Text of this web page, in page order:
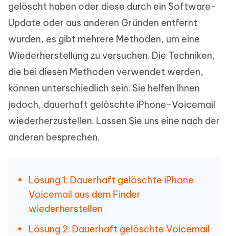
gelöscht haben oder diese durch ein Software-
Update oder aus anderen Gründen entfernt
wurden, es gibt mehrere Methoden, um eine
Wiederherstellung zu versuchen. Die Techniken,
die bei diesen Methoden verwendet werden,
können unterschiedlich sein. Sie helfen Ihnen
jedoch, dauerhaft gelöschte iPhone-Voicemail
wiederherzustellen. Lassen Sie uns eine nach der
anderen besprechen.
Lösung 1: Dauerhaft gelöschte iPhone
Voicemail aus dem Finder
wiederherstellen
Lösung 2: Dauerhaft gelöschte Voicemail